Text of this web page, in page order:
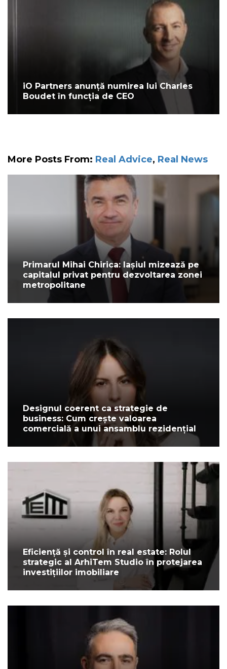
iO Partners anunță numirea lui Charles
Boudet în funcția de CEO
More Posts From: Real Advice, Real News
Primarul Mihai Chirica: Iașiul mizează pe
capitalul privat pentru dezvoltarea zonei
metropolitane
Designul coerent ca strategie de
business: Cum crește valoarea
comercială a unui ansamblu rezidențial
Eficiență și control în real estate: Rolul
strategic al ArhiTem Studio în protejarea
investițiilor imobiliare